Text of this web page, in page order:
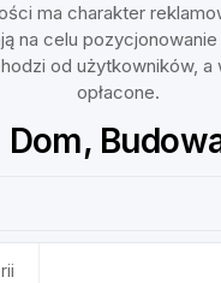
ma charakter
na celu
od użytkowników, a
opłacone.
Dom,